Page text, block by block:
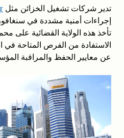
تدير شركات تشغيل الخزائن مثل
إجراءات أمنية مشددة في
تأخذ هذه الولاية القضائية على
الاستفادة من الفرص المتاحة في
عن معايير الحفظ والمراقبة